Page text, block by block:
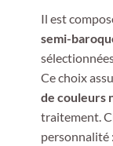
Il est
semi-
Ce choix
de couleurs
traitement.
personnalité